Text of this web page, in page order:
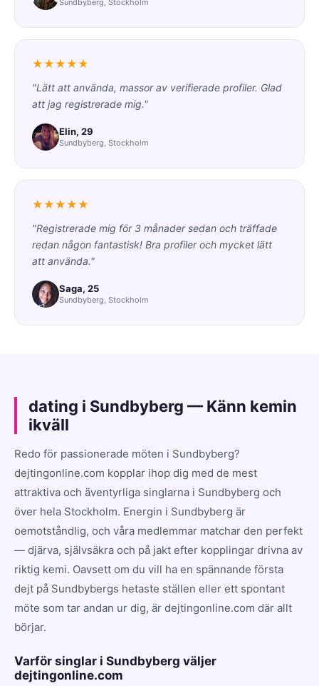
Sundbyberg, Stockholm
★★★★★
"Lätt att använda, massor av verifierade profiler. Glad
att jag registrerade mig."
Elin, 29
Sundbyberg, Stockholm
★★★★★
"Registrerade mig för 3 månader sedan och träffade
redan någon fantastisk! Bra profiler och mycket lätt
att använda."
Saga, 25
Sundbyberg, Stockholm
dating i Sundbyberg — Känn kemin
ikväll
Redo för passionerade möten i Sundbyberg?
dejtingonline.com kopplar ihop dig med de mest
attraktiva och äventyrliga singlarna i Sundbyberg och
över hela Stockholm. Energin i Sundbyberg är
oemotståndlig, och våra medlemmar matchar den perfekt
— djärva, självsäkra och på jakt efter kopplingar drivna av
riktig kemi. Oavsett om du vill ha en spännande första
dejt på Sundbybergs hetaste ställen eller ett spontant
möte som tar andan ur dig, är dejtingonline.com där allt
börjar.
Varför singlar i Sundbyberg väljer
dejtingonline.com